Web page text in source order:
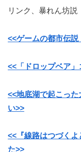
リンク、暴れん坊説
<<ゲームの都市伝
<<「ドロップベア
<<地底湖で起こっ
い>>
<<『線路はつづく
た>>